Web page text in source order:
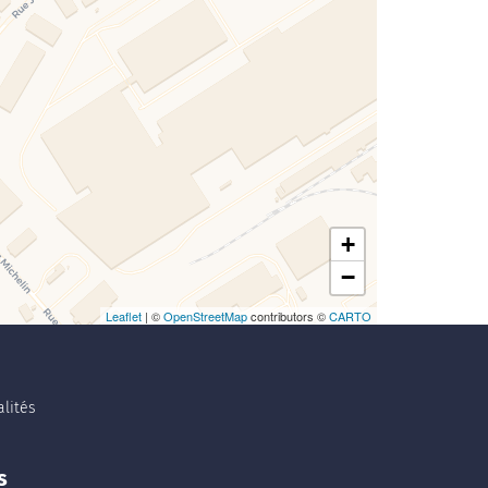
de la carte en cours...
+
−
Leaflet | ©OpenStreetMapcontributors ©CARTO